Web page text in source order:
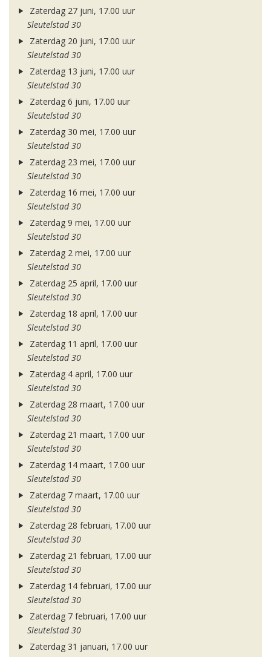
Zaterdag 27 juni, 17.00 uur
Sleutelstad 30
Zaterdag 20 juni, 17.00 uur
Sleutelstad 30
Zaterdag 13 juni, 17.00 uur
Sleutelstad 30
Zaterdag 6 juni, 17.00 uur
Sleutelstad 30
Zaterdag 30 mei, 17.00 uur
Sleutelstad 30
Zaterdag 23 mei, 17.00 uur
Sleutelstad 30
Zaterdag 16 mei, 17.00 uur
Sleutelstad 30
Zaterdag 9 mei, 17.00 uur
Sleutelstad 30
Zaterdag 2 mei, 17.00 uur
Sleutelstad 30
Zaterdag 25 april, 17.00 uur
Sleutelstad 30
Zaterdag 18 april, 17.00 uur
Sleutelstad 30
Zaterdag 11 april, 17.00 uur
Sleutelstad 30
Zaterdag 4 april, 17.00 uur
Sleutelstad 30
Zaterdag 28 maart, 17.00 uur
Sleutelstad 30
Zaterdag 21 maart, 17.00 uur
Sleutelstad 30
Zaterdag 14 maart, 17.00 uur
Sleutelstad 30
Zaterdag 7 maart, 17.00 uur
Sleutelstad 30
Zaterdag 28 februari, 17.00 uur
Sleutelstad 30
Zaterdag 21 februari, 17.00 uur
Sleutelstad 30
Zaterdag 14 februari, 17.00 uur
Sleutelstad 30
Zaterdag 7 februari, 17.00 uur
Sleutelstad 30
Zaterdag 31 januari, 17.00 uur